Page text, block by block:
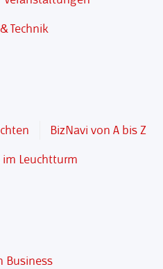
Technik
BizNavi von A bis Z
Leuchtturm
Business